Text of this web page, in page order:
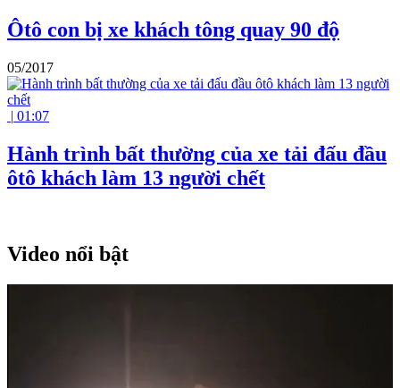
Ôtô con bị xe khách tông quay 90 độ
05/2017
| 01:07
Hành trình bất thường của xe tải đấu đầu
ôtô khách làm 13 người chết
Video nổi bật